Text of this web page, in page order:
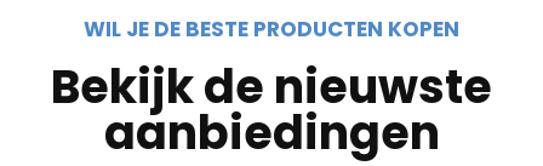
WIL JE DE BESTE PRODUCTEN KOPEN
Bekijk de nieuwste
aanbiedingen